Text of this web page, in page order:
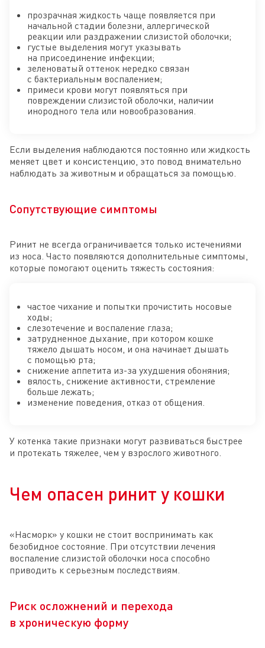
прозрачная жидкость чаще появляется при
начальной стадии болезни, аллергической
реакции или раздражении слизистой оболочки;
густые выделения могут указывать
на присоединение инфекции;
зеленоватый оттенок нередко связан
с бактериальным воспалением;
примеси крови могут появляться при
повреждении слизистой оболочки, наличии
инородного тела или новообразования.
Если выделения наблюдаются постоянно или жидкость
меняет цвет и консистенцию, это повод внимательно
наблюдать за животным и обращаться за помощью.
Сопутствующие симптомы
Ринит не всегда ограничивается только истечениями
из носа. Часто появляются дополнительные симптомы,
которые помогают оценить тяжесть состояния:
частое чихание и попытки прочистить носовые
ходы;
слезотечение и воспаление глаза;
затрудненное дыхание, при котором кошке
тяжело дышать носом, и она начинает дышать
с помощью рта;
снижение аппетита из-за ухудшения обоняния;
вялость, снижение активности, стремление
больше лежать;
изменение поведения, отказ от общения.
У котенка такие признаки могут развиваться быстрее
и протекать тяжелее, чем у взрослого животного.
Чем опасен ринит у кошки
«Насморк» у кошки не стоит воспринимать как
безобидное состояние. При отсутствии лечения
воспаление слизистой оболочки носа способно
приводить к серьезным последствиям.
Риск осложнений и перехода
в хроническую форму